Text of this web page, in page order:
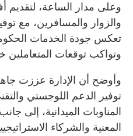
وعلى مدار الساعة، لتقديم
والزوار والمسافرين، مع
تعكس جودة الخدمات
وتواكب توقعات المتعاملين
وأوضح أن الإدارة عززت
توفير الدعم اللوجستي
المناوبات الميدانية، إلى
المعنية والشركاء